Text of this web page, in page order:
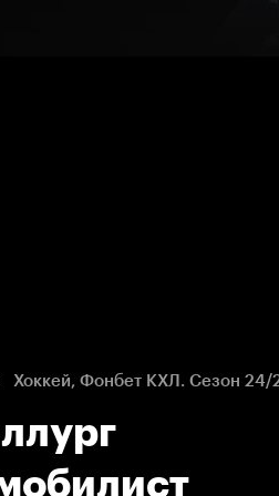
Хоккей, Фонбет КХЛ. Сезон 24/